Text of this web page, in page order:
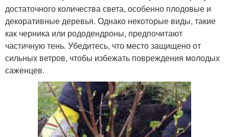
достаточного количества света, особенно плодовые и
декоративные деревья. Однако некоторые виды, такие
как черника или рододендроны, предпочитают
частичную тень. Убедитесь, что место защищено от
сильных ветров, чтобы избежать повреждения молодых
саженцев.